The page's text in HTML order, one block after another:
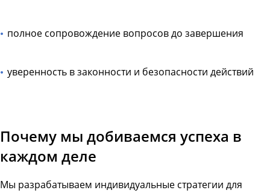
полное сопровождение вопросов до завершения
уверенность в законности и безопасности действий
Почему мы добиваемся успеха в
каждом деле
Мы разрабатываем индивидуальные стратегии для